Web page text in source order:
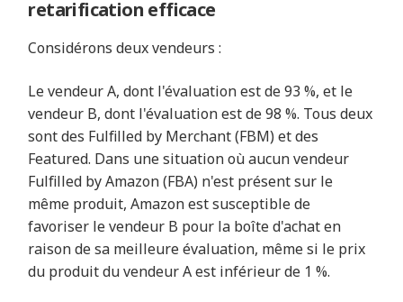
retarification efficace
Considérons deux vendeurs :
Le vendeur A, dont l'évaluation est de 93 %, et le
vendeur B, dont l'évaluation est de 98 %. Tous deux
sont des Fulfilled by Merchant (FBM) et des
Featured. Dans une situation où aucun vendeur
Fulfilled by Amazon (FBA) n'est présent sur le
même produit, Amazon est susceptible de
favoriser le vendeur B pour la boîte d'achat en
raison de sa meilleure évaluation, même si le prix
du produit du vendeur A est inférieur de 1 %.